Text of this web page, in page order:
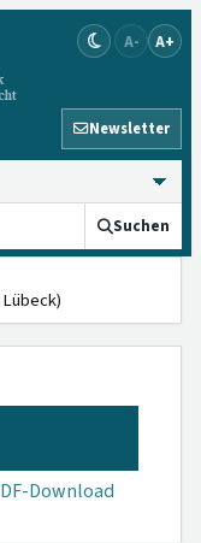
A- A+
Newsletter
Suchen
Lübeck)
Download